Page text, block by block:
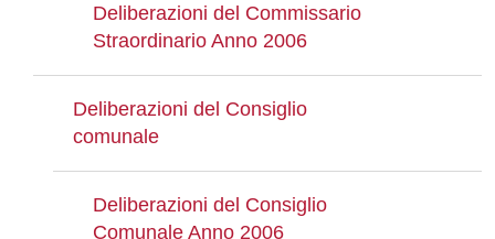
Deliberazioni del Commissario
Straordinario Anno 2006
Deliberazioni del Consiglio
comunale
Deliberazioni del Consiglio
Comunale Anno 2006